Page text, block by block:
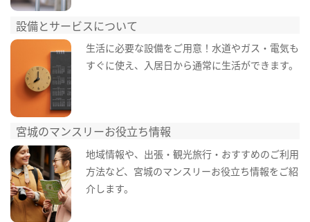
設備とサービスについて
生活に必要な設備をご用意！水道やガス・電気も
すぐに使え、入居日から通常に生活ができます。
宮城のマンスリーお役立ち情報
地域情報や、出張・観光旅行・おすすめのご利用
方法など、宮城のマンスリーお役立ち情報をご紹
介します。